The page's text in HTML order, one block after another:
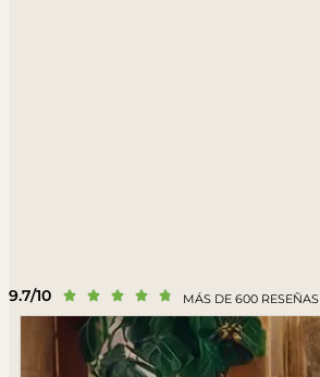
9.7/10      MÁS DE 600 RESEÑAS